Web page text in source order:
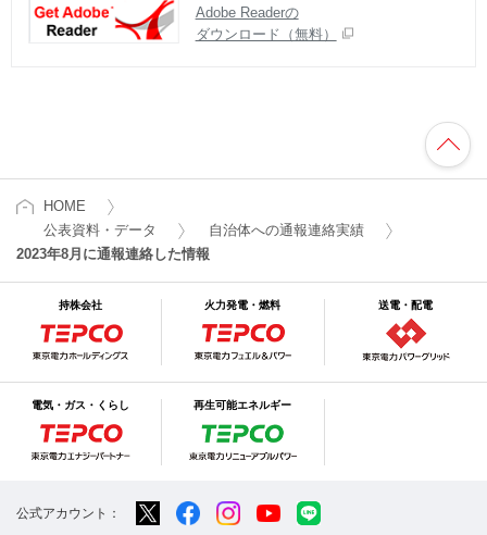
Adobe Readerの
ダウンロード（無料）
HOME
公表資料・データ
自治体への通報連絡実績
2023年8月に通報連絡した情報
持株会社 火力発電・燃料 送電・配電
電気・ガス・くらし 再生可能エネルギー
公式アカウント：